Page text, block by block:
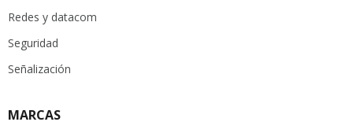
Redes y datacom
Seguridad
Señalización
MARCAS